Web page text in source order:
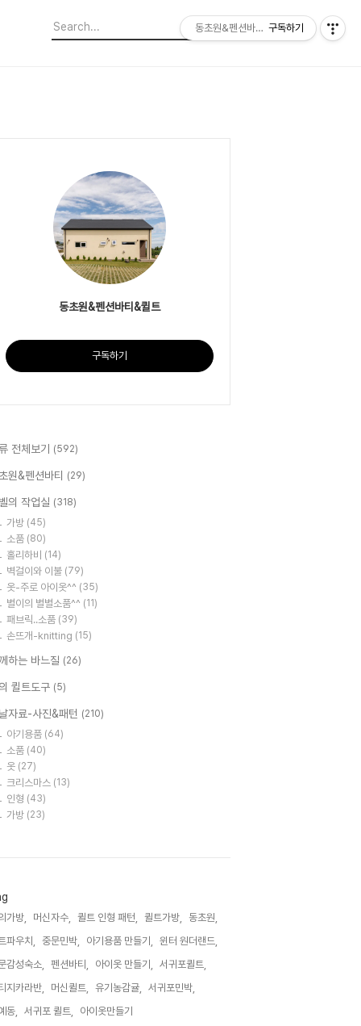
동초원&펜션바티&퀼트
구독하기
전체보기 (592)
원&펜션바티 (29)
의 작업실 (318)
가방 (45)
소품 (80)
홀리하비 (14)
벽걸이와 이불 (79)
옷-주로 아이옷^^ (35)
별이의 별별소품^^ (11)
패브릭..소품 (39)
손뜨개-knitting (15)
하는 바느질 (26)
퀼트도구 (5)
자료-사진&패턴 (210)
아기용품 (64)
소품 (40)
옷 (27)
크리스마스 (13)
인형 (43)
가방 (23)
가방, 머신자수, 퀼트 인형 패턴, 퀼트가방,
동초원,
파우치,
중문민박, 아기용품 만들기,
윈터 원더랜드,
감성숙소,
펜션바티, 아이옷 만들기,
서귀포퀼트,
지카라반,
머신퀼트, 유기농감귤,
서귀포민박,
동,
서귀포 퀼트, 아이옷만들기,
동초원&펜션바티&퀼트
구독하기